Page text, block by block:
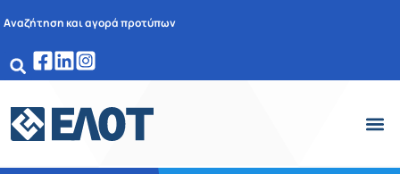
Αναζήτηση και αγορά προτύπων